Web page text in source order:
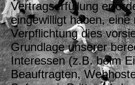
Vertragserfüllung
eingewilligt haben, eine
Verpflichtung dies
Grundlage unserer
Interessen (z.B. beim
Beauftragten,